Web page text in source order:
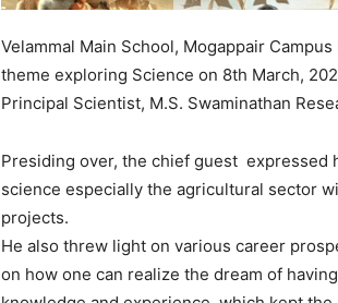
Velammal Main School, Mogappair
theme exploring Science on 8th March,
Principal Scientist, M.S. Swaminathan
Presiding over, the chief guest expressed
science especially the agricultural sector
projects.
He also threw light on various career
on how one can realize the dream of